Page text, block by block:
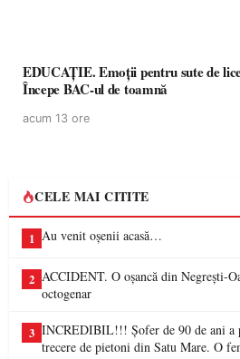
EDUCAȚIE. Emoții pentru sute de
Începe BAC-ul de toamnă
acum 13 ore
CELE MAI CITITE
1 Au venit oșenii acasă…
2 ACCIDENT. O oșancă din Negrești-
octogenar
3 INCREDIBIL!!! Șofer de 90 de ani a
trecere de pietoni din Satu Mare. O